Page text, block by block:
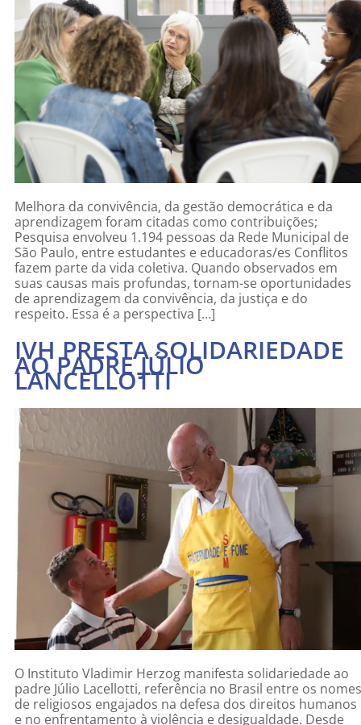
Melhora da convivência, da gestão democrática e da
aprendizagem foram citadas como contribuições;
Pesquisa envolveu 1.194 pessoas da Rede Municipal de
São Paulo, entre estudantes e educadoras/es Conflitos
fazem parte da vida coletiva. Quando observados em
suas causas mais profundas, tornam-se oportunidades
de aprendizagem da convivência, da justiça e do
respeito. Essa é a perspectiva […]
IVH PRESTA SOLIDARIEDADE
AO PADRE JÚLIO
LANCELLOTTI
O Instituto Vladimir Herzog manifesta solidariedade ao
padre Júlio Lacellotti, referência no Brasil entre os nomes
de religiosos engajados na defesa dos direitos humanos
e no enfrentamento à violência e desigualdade. Desde